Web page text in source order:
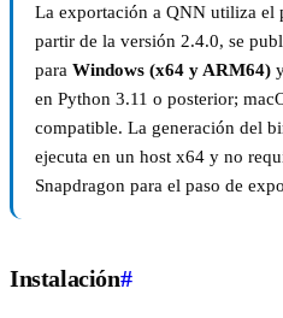
La exportación a QNN utiliza el
partir de la versión 2.4.0, se
para Windows (x64 y ARM64)
en Python 3.11 o posterior;
compatible. La generación del
ejecuta en un host x64 y no
Snapdragon para el paso de
Instalación#